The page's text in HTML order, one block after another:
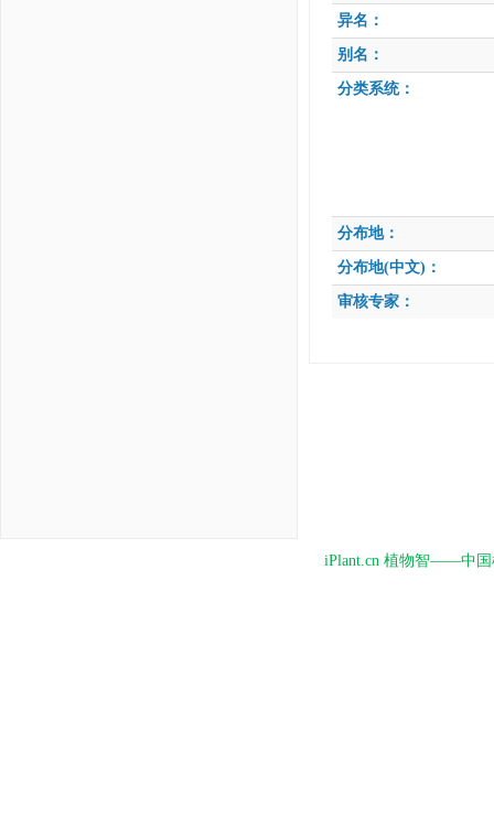
异名：
别名：
分类系统：
分布地：
分布地(中文)：
审核专家：
iPlant.cn 植物智——中国